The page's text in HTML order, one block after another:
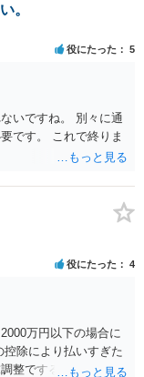
。
役にたった 5
いですね。 別々に通
です。 これで終りま
役にたった 4
万円以下の場合に
除により払いすぎた
整でするのか、確定